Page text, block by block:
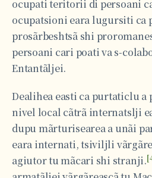
ocupati teritorii di persoani
ocupatsioni eara lugursiti ca
prosãrbeshtsã shi
persoani cari poati va s-
Entantãljei.
Dealihea easti ca purtaticlu
nivel local cãtrã internatslji
dupu mãrturisearea a unãi
eara internati, tsiviljli
agiutor tu mãcari shi stranji.